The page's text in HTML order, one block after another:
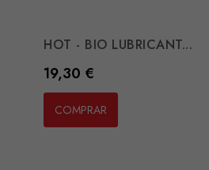
HOT - BIO LUBRICANT...
Preço
19,30 €
COMPRAR